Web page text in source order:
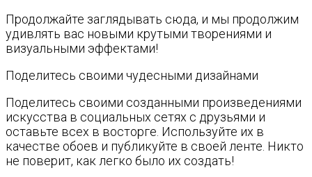
Продолжайте заглядывать сюда, и мы продолжим
удивлять вас новыми крутыми творениями и
визуальными эффектами!
Поделитесь своими чудесными дизайнами
Поделитесь своими созданными произведениями
искусства в социальных сетях с друзьями и
оставьте всех в восторге. Используйте их в
качестве обоев и публикуйте в своей ленте. Никто
не поверит, как легко было их создать!